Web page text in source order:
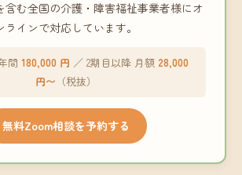
含む全国の介護・障害福祉事業者様にオ
ラインで対応しています。
間 180,000 円 ／ 2期目以降 月額 28,000
円〜 （税抜）
無料Zoom相談を予約する